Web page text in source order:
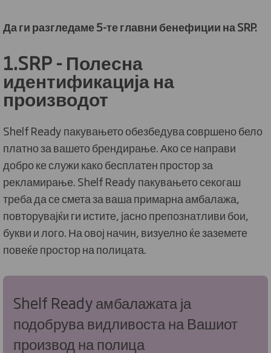
Да ги разгледаме 5-те главни бенефиции на SRP.
1.SRP - Полесна
идентификација на
производот
Shelf Ready пакувањето обезбедува совршено бело
платно за вашето брендирање. Ако се направи
добро ке служи како бесплатен простор за
рекламирање. Shelf Ready пакувањето секогаш
треба да се смета за ваша примарна амбалажа,
повторувајќи ги истите, јасно препознатливи бои,
букви и лого. На овој начин, визуелно ќе заземете
повеќе простор на полицата.
Shelf Ready амбалажата ја
подобрува видливоста на Вашиот
производ на полица